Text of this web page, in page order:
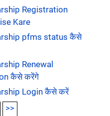
Registration
Kare
pfms status कैसे
Renewal
कैसे करेंगे
Login कैसे करें
>>